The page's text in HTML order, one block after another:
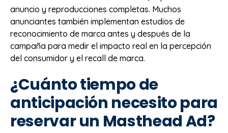
anuncio y reproducciones completas. Muchos
anunciantes también implementan estudios de
reconocimiento de marca antes y después de la
campaña para medir el impacto real en la percepción
del consumidor y el recall de marca.
¿Cuánto tiempo de
anticipación necesito para
reservar un Masthead Ad?